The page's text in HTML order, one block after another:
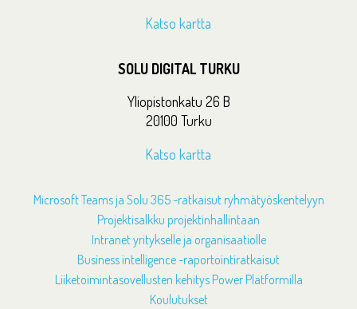
Katso kartta
SOLU DIGITAL TURKU
Yliopistonkatu 26 B
20100 Turku
Katso kartta
Microsoft Teams ja Solu 365 -ratkaisut ryhmätyöskentelyyn
Projektisalkku projektinhallintaan
Intranet yritykselle ja organisaatiolle
Business intelligence -raportointiratkaisut
Liiketoimintasovellusten kehitys Power Platformilla
Koulutukset